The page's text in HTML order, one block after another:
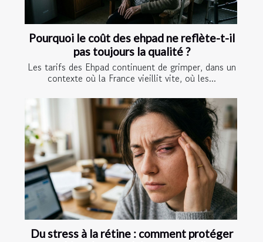
Pourquoi le coût des ehpad ne reflète-t-il
pas toujours la qualité ?
Les tarifs des Ehpad continuent de grimper, dans un
contexte où la France vieillit vite, où les...
Du stress à la rétine : comment protéger